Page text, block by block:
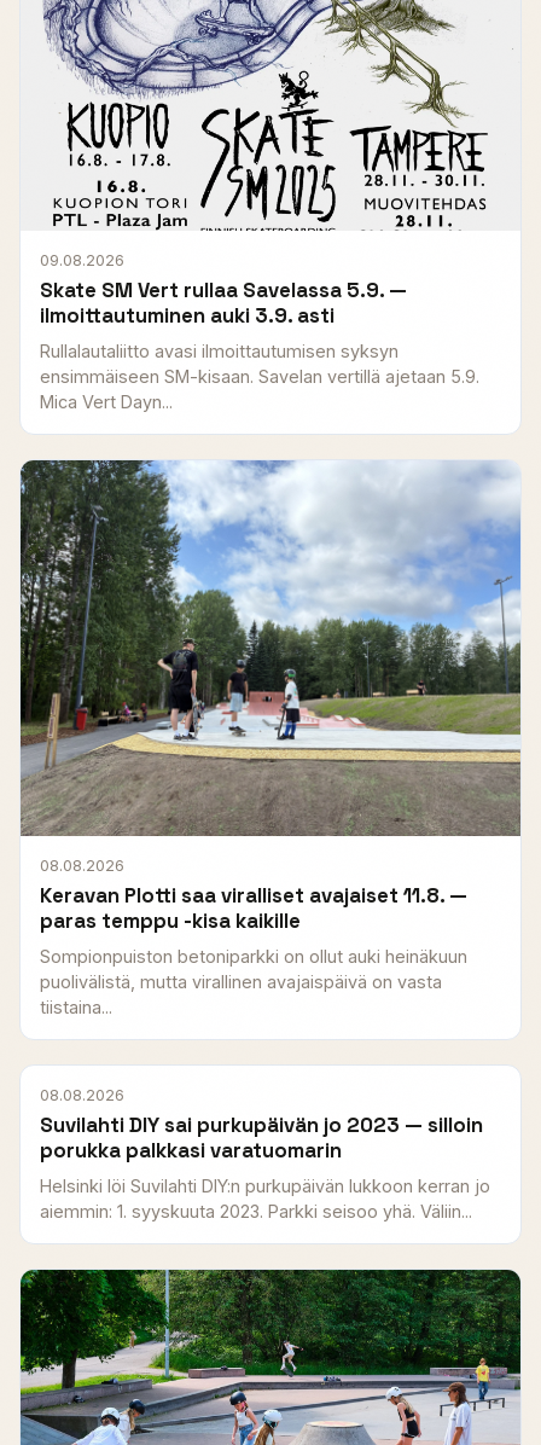
09.08.2026
Skate SM Vert rullaa Savelassa 5.9. —
ilmoittautuminen auki 3.9. asti
Rullalautaliitto avasi ilmoittautumisen syksyn
ensimmäiseen SM-kisaan. Savelan vertillä ajetaan 5.9.
Mica Vert Dayn...
08.08.2026
Keravan Plotti saa viralliset avajaiset 11.8. —
paras temppu -kisa kaikille
Sompionpuiston betoniparkki on ollut auki heinäkuun
puolivälistä, mutta virallinen avajaispäivä on vasta
tiistaina...
08.08.2026
Suvilahti DIY sai purkupäivän jo 2023 — silloin
porukka palkkasi varatuomarin
Helsinki löi Suvilahti DIY:n purkupäivän lukkoon kerran jo
aiemmin: 1. syyskuuta 2023. Parkki seisoo yhä. Väliin...